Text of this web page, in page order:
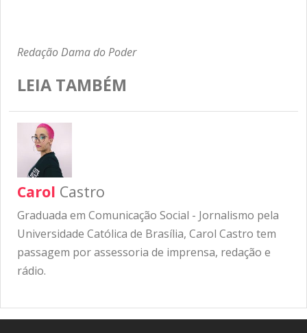
Redação Dama do Poder
LEIA TAMBÉM
Carol Castro
Graduada em Comunicação Social - Jornalismo pela
Universidade Católica de Brasília, Carol Castro tem
passagem por assessoria de imprensa, redação e
rádio.